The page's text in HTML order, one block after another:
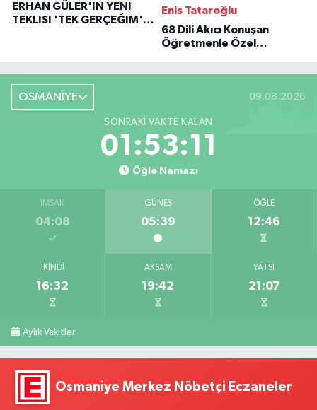
ERHAN GÜLER'IN YENI
TEKLISI 'TEK GERÇEĞIM'LE
Enis Tataroğlu
68 Dili Akıcı Konuşan
Öğretmenle Özel
OSMANİYE 09.08.2026
SONRAKI VAKTE KALAN
01:53:10
Öğle Namazı
İMSAK
04:08
GÜNEŞ
05:39
ÖĞLE
12:46
İKINDI
16:32
AKŞAM
19:42
YATSI
21:07
Aylık Vakitler
Osmaniye Merkez Nöbetçi Eczaneler